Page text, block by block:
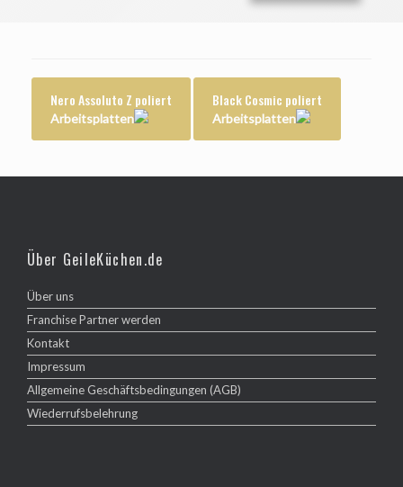
Nero Assoluto Z poliert
Arbeitsplatten
Black Cosmic poliert
Arbeitsplatten
Über GeileKüchen.de
Über uns
Franchise Partner werden
Kontakt
Impressum
Allgemeine Geschäftsbedingungen (AGB)
Wiederrufsbelehrung